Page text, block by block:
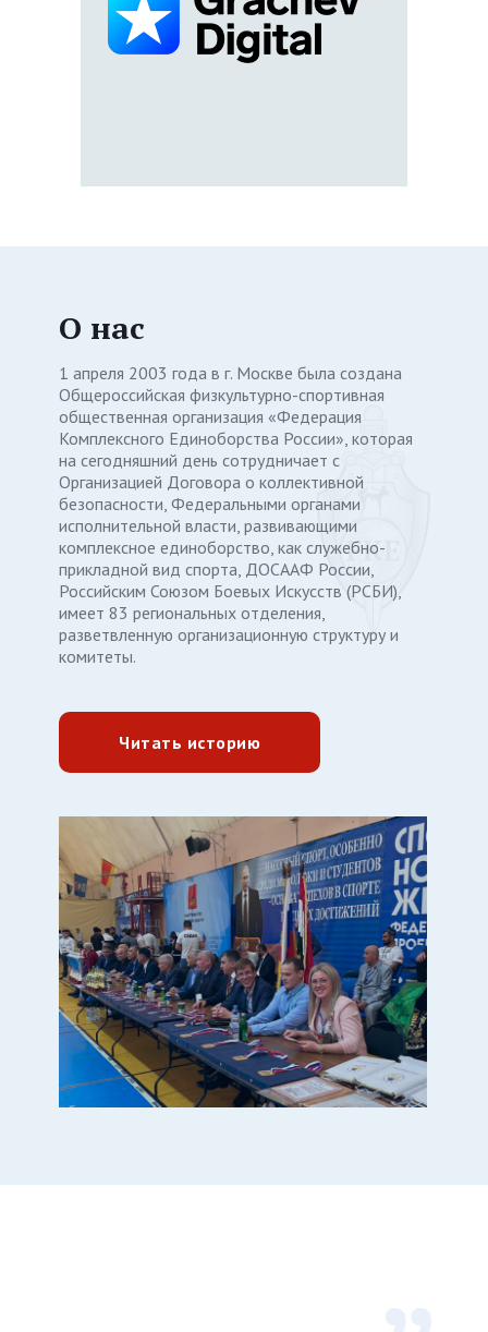
1 апреля 2003 года в г. Москве была создана
Общероссийская физкультурно-спортивная
общественная организация «Федерация
Комплексного Единоборства России», которая
на сегодняшний день сотрудничает с
Организацией Договора о коллективной
безопасности, Федеральными органами
исполнительной власти, развивающими
комплексное единоборство, как служебно-
прикладной вид спорта, ДОСААФ России,
Российским Союзом Боевых Искусств (РСБИ),
имеет 83 региональных отделения,
разветвленную организационную структуру и
комитеты.
О нас
Читать историю